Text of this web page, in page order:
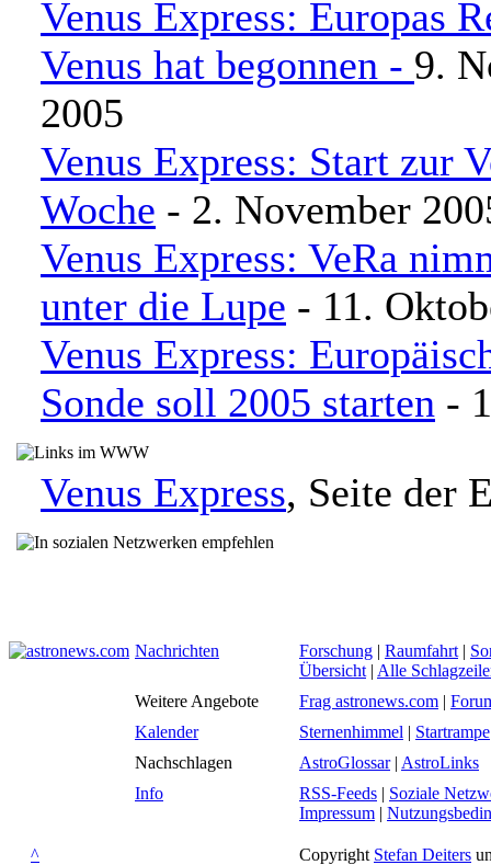
Venus Express: Europas
Venus hat begonnen - 9.
2005
Venus Express: Start zur
Woche - 2. November
Venus Express: VeRa
unter die Lupe - 11.
Venus Express:
Sonde soll 2005 starten -
Venus Express, Seite der
Nachrichten Forschung | Raumfahrt |
Übersicht | Alle
Weitere Angebote
Frag astronews.com |
Kalender
Sternenhimmel | Startrampe
Nachschlagen
AstroGlossar| AstroLinks
Info
RSS-Feeds | Soziale
Impressum |
^ Copyright Stefan Deiters